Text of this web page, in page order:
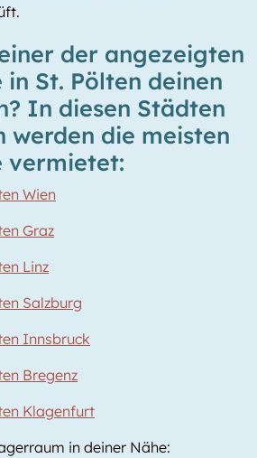
der angezeigten
St. Pölten deinen
In diesen Städten
werden die meisten
vermietet:
Wien
Graz
Linz
Salzburg
Innsbruck
Bregenz
Klagenfurt
in deiner Nähe: